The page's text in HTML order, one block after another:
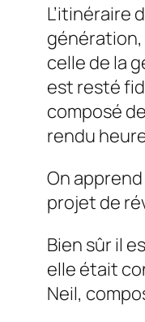
L’itinéraire
génération,
celle de la
est resté
composé
rendu
On
projet de
Bien sûr il
elle était
Neil,